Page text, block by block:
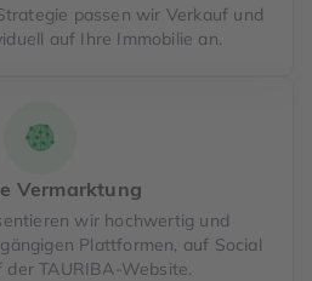
passen wir Verkauf und
auf Ihre Immobilie an.
Vermarktung
wir hochwertig und
Plattformen, auf Social
TAURIBA-Website.